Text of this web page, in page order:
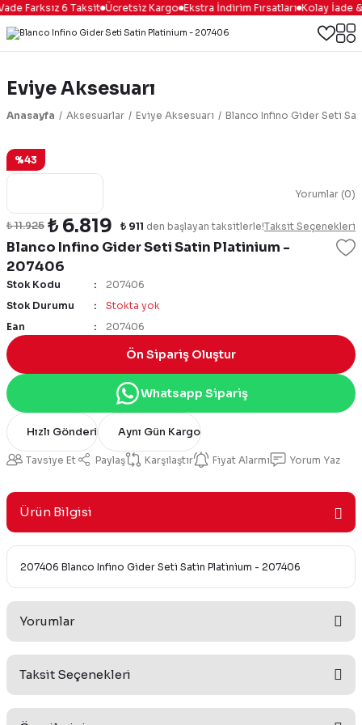
Farksız 6 Taksit Ücretsiz Kargo Ekstra İndirim Fırsatları Kolay İade &
Eviye Aksesuarı
Anasayfa Aksesuarlar Eviye Aksesuarı Blanco Infino Gider Seti
%43
Yorumlar (0)
Blanco Infino Gider Seti Satin Platinium -
207406
₺ 11.925 ₺ 6.819 ₺ 911 den başlayan taksitlerle!Taksit Seçenekleri
Stok Kodu
207406
Stok Durumu
Stokta yok
Ean
207406
Ön Sipariş Oluştur
Whatsapp Sipariş
Hızlı Gönderi Aynı Gün Kargo
Tavsiye Et Paylaş Karşılaştır Fiyat Alarmı Yorum Yaz
Ürün Bilgisi
207406 Blanco Infino Gider Seti Satin Platinium - 207406
Yorumlar
Taksit Seçenekleri